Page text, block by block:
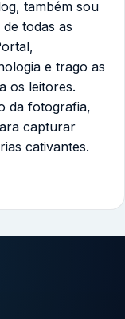
também sou
todas as
e trago as
os leitores.
da fotografia,
capturar
cativantes.